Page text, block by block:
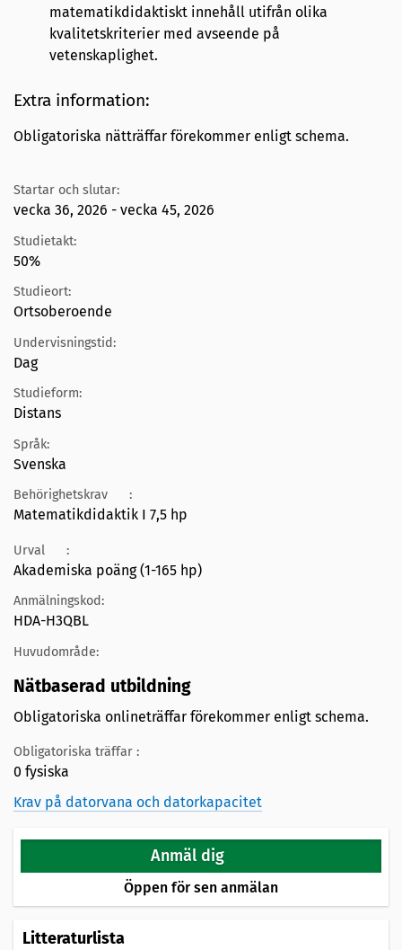
matematikdidaktiskt innehåll utifrån olika
kvalitetskriterier med avseende på
vetenskaplighet.
Extra information:
Obligatoriska nätträffar förekommer enligt schema.
Startar och slutar:
vecka 36, 2026 - vecka 45, 2026
Studietakt:
50%
Studieort:
Ortsoberoende
Undervisningstid:
Dag
Studieform:
Distans
Språk:
Svenska
Behörighetskrav :
Matematikdidaktik I 7,5 hp
Urval :
Akademiska poäng (1-165 hp)
Anmälningskod:
HDA-H3QBL
Huvudområde:
Nätbaserad utbildning
Obligatoriska onlineträffar förekommer enligt schema.
Obligatoriska träffar :
0 fysiska
Krav på datorvana och datorkapacitet
Anmäl dig
Öppen för sen anmälan
Litteraturlista